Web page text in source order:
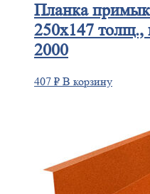
Планка
250х147
2000
407 ₽ В корзину